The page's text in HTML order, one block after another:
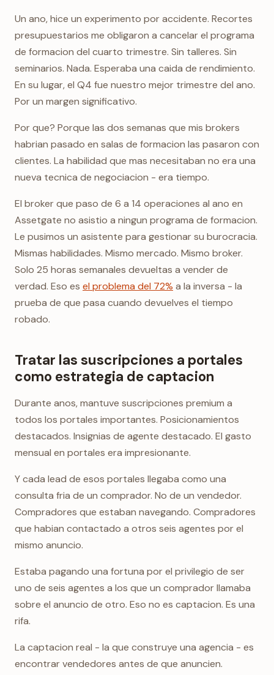
Un ano, hice un experimento por accidente. Recortes
presupuestarios me obligaron a cancelar el programa
de formacion del cuarto trimestre. Sin talleres. Sin
seminarios. Nada. Esperaba una caida de rendimiento.
En su lugar, el Q4 fue nuestro mejor trimestre del ano.
Por un margen significativo.
Por que? Porque las dos semanas que mis brokers
habrian pasado en salas de formacion las pasaron con
clientes. La habilidad que mas necesitaban no era una
nueva tecnica de negociacion - era tiempo.
El broker que paso de 6 a 14 operaciones al ano en
Assetgate no asistio a ningun programa de formacion.
Le pusimos un asistente para gestionar su burocracia.
Mismas habilidades. Mismo mercado. Mismo broker.
Solo 25 horas semanales devueltas a vender de
verdad. Eso es el problema del 72% a la inversa - la
prueba de que pasa cuando devuelves el tiempo
robado.
Tratar las suscripciones a portales
como estrategia de captacion
Durante anos, mantuve suscripciones premium a
todos los portales importantes. Posicionamientos
destacados. Insignias de agente destacado. El gasto
mensual en portales era impresionante.
Y cada lead de esos portales llegaba como una
consulta fria de un comprador. No de un vendedor.
Compradores que estaban navegando. Compradores
que habian contactado a otros seis agentes por el
mismo anuncio.
Estaba pagando una fortuna por el privilegio de ser
uno de seis agentes a los que un comprador llamaba
sobre el anuncio de otro. Eso no es captacion. Es una
rifa.
La captacion real - la que construye una agencia - es
encontrar vendedores antes de que anuncien.